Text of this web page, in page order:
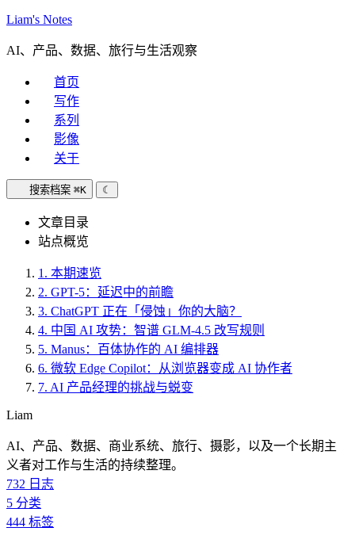
Liam's Notes
AI、产品、数据、旅行与生活观察
首页
写作
系列
影像
关于
搜索档案 ⌘K ☾
文章目录
站点概览
1. 本期速览
2. GPT-5：延迟中的前瞻
3. ChatGPT 正在「侵蚀」你的大脑？
4. 中国 AI 攻势：智谱 GLM-4.5 改写规则
5. Manus：百体协作的 AI 编排器
6. 微软 Edge Copilot：从浏览器变成 AI 协作者
7. AI 产品经理的挑战与蜕变
Liam
AI、产品、数据、商业系统、旅行、摄影，以及一个长期主
义者对工作与生活的持续整理。
732 日志
5 分类
444 标签